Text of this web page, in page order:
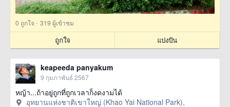
0 ถูกใจ · 319 ผู้เข้าชม
ถูกใจ แบ่งปัน
keapeeda panyakum
9 กุมภาพันธ์ 2567
หญ้า...ถ้าอยู่ถูกที่ถูกเวลาก็งดงามได้
อุทยานแห่งชาติเขาใหญ่ (Khao Yai National Park),